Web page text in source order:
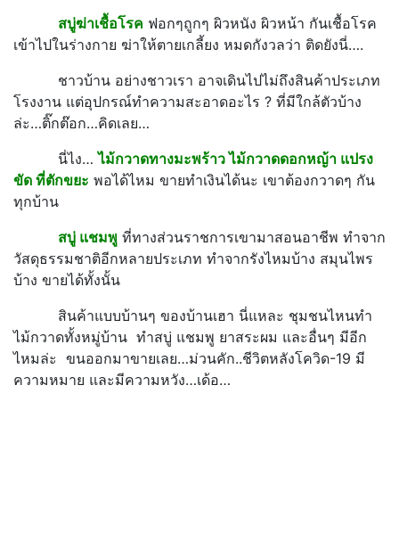
สบู่ฆ่าเชื้อโรค ฟอกๆถูกๆ ผิวหนัง ผิวหน้า กันเชื้อโรค
เข้าไปในร่างกาย ฆ่าให้ตายเกลี้ยง หมดกังวลว่า ติดยังนี่….
ชาวบ้าน อย่างชาวเรา อาจเดินไปไม่ถึงสินค้าประเภท
โรงงาน แต่อุปกรณ์ทำความสะอาดอะไร ? ที่มีใกล้ตัวบ้าง
ล่ะ…ติ๊กต๊อก…คิดเลย…
นี่ไง…ไม้กวาดทางมะพร้าว ไม้กวาดดอกหญ้า แปรง
ขัด ที่ตักขยะ พอได้ไหม ขายทำเงินได้นะ เขาต้องกวาดๆ กัน
ทุกบ้าน
สบู่ แชมพู ที่ทางส่วนราชการเขามาสอนอาชีพ ทำจาก
วัสดุธรรมชาติอีกหลายประเภท ทำจากรังไหมบ้าง สมุนไพร
บ้าง ขายได้ทั้งนั้น
สินค้าแบบบ้านๆ ของบ้านเฮา นี่แหละ ชุมชนไหนทำ
ไม้กวาดทั้งหมู่บ้าน ทำสบู่ แชมพู ยาสระผม และอื่นๆ มีอีก
ไหมล่ะ ขนออกมาขายเลย…ม่วนคัก..ชีวิตหลังโควิด-19 มี
ความหมาย และมีความหวัง…เด้อ…